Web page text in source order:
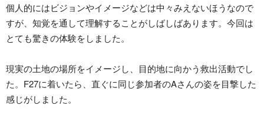
個人的にはビジョンやイメージなどは中々みえないほうなので
すが、知覚を通して理解することがしばしばあります。今回は
とても驚きの体験をしました。
現実の土地の場所をイメージし、目的地に向かう救出活動でし
た。F27に着いたら、直ぐに同じ参加者のAさんの姿を目撃した
感じがしました。